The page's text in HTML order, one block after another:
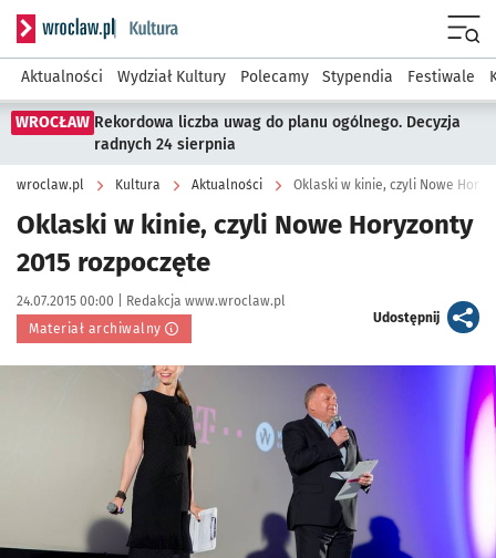
Serwis informacyjny wroclaw.pl podserwis: Kultura
Aktualności Wydział Kultury Polecamy Stypendia Festiwale
WROCŁAW Rekordowa liczba uwag do planu ogólnego. Decyzja
radnych 24 sierpnia
wroclaw.pl Kultura Aktualności Oklaski w kinie, czyli Nowe
Oklaski w kinie, czyli Nowe Horyzonty
2015 rozpoczęte
Data publikacji:
24.07.2015 00:00 | Autor:
Redakcja www.wroclaw.pl
Materiał archiwalny
Udostępnijartykuł
Kliknij, aby powiększyć